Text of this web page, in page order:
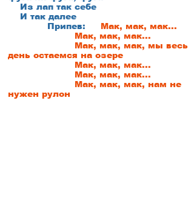
Из лап так себе
И так далее
Припев:
Мак, мак, мак...
Мак, мак, мак...
Мак, мак, мак, мы весь
день остаемся на озере
Мак, мак, мак...
Мак, мак, мак...
Мак, мак, мак, нам не
нужен рулон